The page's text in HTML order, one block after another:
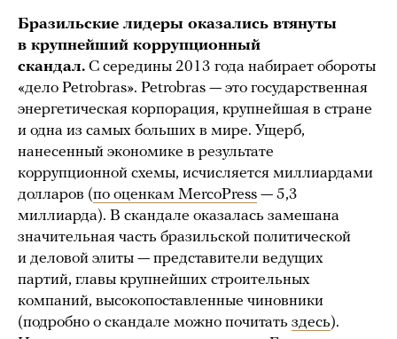
Бразильские лидеры оказались втянуты
в крупнейший коррупционный
скандал. С середины 2013 года набирает обороты
«дело Petrobras». Petrobras — это государственная
энергетическая корпорация, крупнейшая в стране
и одна из самых больших в мире. Ущерб,
нанесенный экономике в результате
коррупционной схемы, исчисляется миллиардами
долларов (по оценкам MercoPress — 5,3
миллиарда). В скандале оказалась замешана
значительная часть бразильской политической
и деловой элиты — представители ведущих
партий, главы крупнейших строительных
компаний, высокопоставленные чиновники
(подробно о скандале можно почитать здесь).